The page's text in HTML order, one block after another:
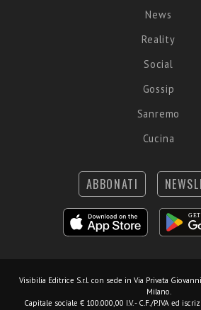
News
Reality
Social
Gossip
Sanremo
Cucina
ABBONATI
Visibilia Editrice S.r.l. con sede in Via Privata
Milano.
Capitale sociale € 100.000,00 I.V. - C.F./P.IVA ed